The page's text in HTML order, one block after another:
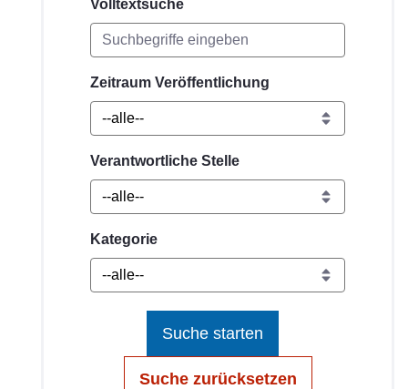
Volltextsuche
Zeitraum Veröffentlichung
Verantwortliche Stelle
Kategorie
Suche starten
Suche zurücksetzen